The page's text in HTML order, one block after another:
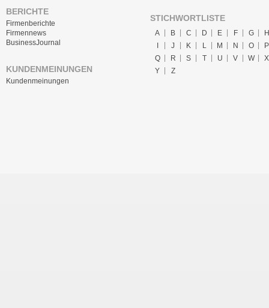
BERICHTE
Firmenberichte
Firmennews
BusinessJournal
KUNDENMEINUNGEN
Kundenmeinungen
STICHWORTLISTE
A B C D E F G
H
I
J K L M N O
P
Q
R S T U V W
X
Y
Z